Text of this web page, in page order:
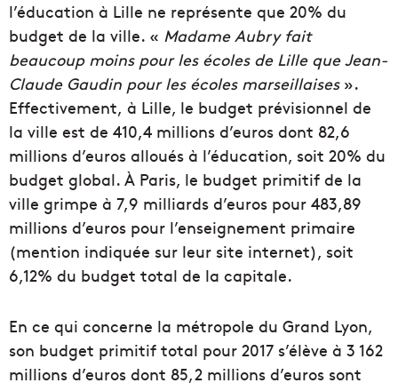
l’éducation à Lille ne représente que 20% du
budget de la ville. « Madame Aubry fait
beaucoup moins pour les écoles de Lille que Jean-
Claude Gaudin pour les écoles marseillaises».
Effectivement, à Lille, le budget prévisionnel de
la ville est de 410,4 millions d’euros dont 82,6
millions d’euros alloués à l’éducation, soit 20% du
budget global. À Paris, le budget primitif de la
ville grimpe à 7,9 milliards d’euros pour 483,89
millions d’euros pour l’enseignement primaire
(mention indiquée sur leur site internet), soit
6,12% du budget total de la capitale.
En ce qui concerne la métropole du Grand Lyon,
son budget primitif total pour 2017 s’élève à 3 162
millions d’euros dont 85,2 millions d’euros sont